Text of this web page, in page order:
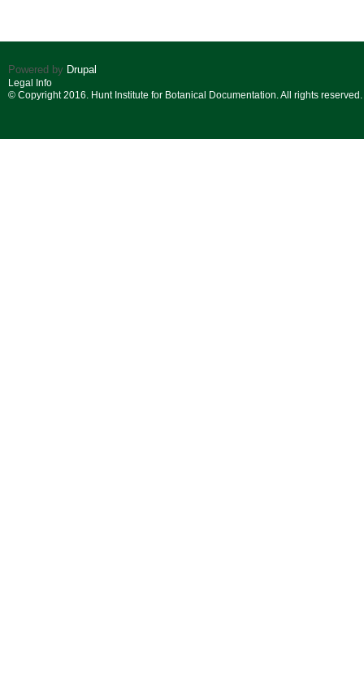
Powered by Drupal
Legal Info
© Copyright 2016. Hunt Institute for Botanical Documentation. All rights reserved.